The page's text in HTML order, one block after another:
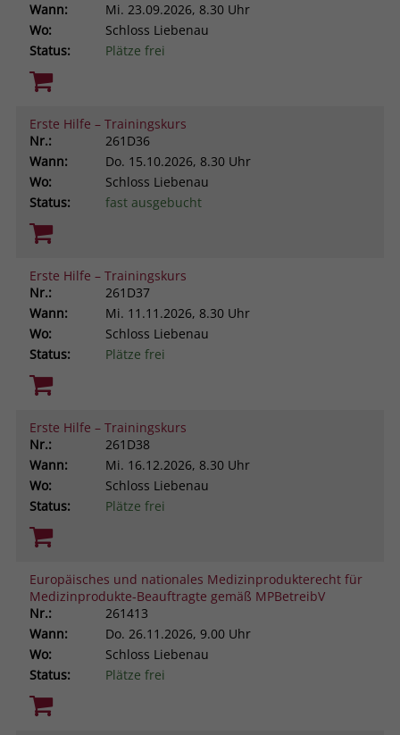
Wann:
Mi. 23.09.2026, 8.30 Uhr
Wo:
Schloss Liebenau
Status:
Plätze frei
Erste Hilfe – Trainingskurs
Nr.:
261D36
Wann:
Do. 15.10.2026, 8.30 Uhr
Wo:
Schloss Liebenau
Status:
fast ausgebucht
Erste Hilfe – Trainingskurs
Nr.:
261D37
Wann:
Mi. 11.11.2026, 8.30 Uhr
Wo:
Schloss Liebenau
Status:
Plätze frei
Erste Hilfe – Trainingskurs
Nr.:
261D38
Wann:
Mi. 16.12.2026, 8.30 Uhr
Wo:
Schloss Liebenau
Status:
Plätze frei
Europäisches und nationales Medizinprodukterecht für
Medizinprodukte-Beauftragte gemäß MPBetreibV
Nr.:
261413
Wann:
Do. 26.11.2026, 9.00 Uhr
Wo:
Schloss Liebenau
Status:
Plätze frei